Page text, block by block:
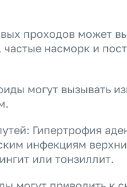
проходов может
насморк и
могут вызывать
Гипертрофия
инфекциям
или тонзиллит.